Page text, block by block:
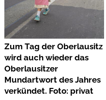
Zum Tag der Oberlausitz
wird auch wieder das
Oberlausitzer
Mundartwort des Jahres
verkündet. Foto: privat